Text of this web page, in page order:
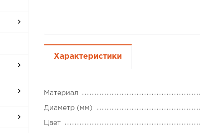
Характеристики
Материал
Диаметр (мм)
Цвет